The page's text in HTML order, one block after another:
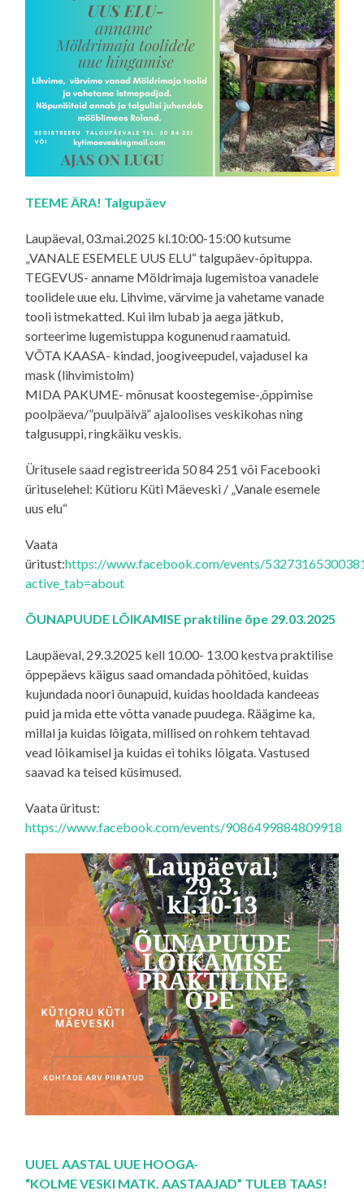
TEEME ÄRA! Talgupäev
Laupäeval, 03.mai.2025 kl.10:00-15:00 kutsume
„VANALE ESEMELE UUS ELU“ talgupäev-õpituppa.
TEGEVUS- anname Möldrimaja lugemistoa vanadele
toolidele uue elu. Lihvime, värvime ja vahetame vanade
tooli istmekatted. Kui ilm lubab ja aega jätkub,
sorteerime lugemistuppa kogunenud raamatuid.
VÕTA KAASA- kindad, joogiveepudel, vajadusel ka
mask (lihvimistolm)
MIDA PAKUME- mõnusat koostegemise-,õppimise
poolpäeva/”puulpäivä” ajaloolises veskikohas ning
talgusuppi, ringkäiku veskis.
Üritusele saad registreerida 50 84 251 või Facebooki
ürituselehel: Kütioru Küti Mäeveski / „Vanale esemele
uus elu“
Vaata
üritust:https://www.facebook.com/events/
active_tab=about
ÕUNAPUUDE LÕIKAMISE praktiline õpe 29.03.2025
Laupäeval, 29.3.2025 kell 10.00- 13.00 kestva praktilise
õppepäevs käigus saad omandada põhitõed, kuidas
kujundada noori õunapuid, kuidas hooldada kandeeas
puid ja mida ette võtta vanade puudega. Räägime ka,
millal ja kuidas lõigata, millised on rohkem tehtavad
vead lõikamisel ja kuidas ei tohiks lõigata. Vastused
saavad ka teised küsimused.
Vaata üritust:
https://www.facebook.com/events/9086499884809918
UUEL AASTAL UUE HOOGA-
“KOLME VESKI MATK. AASTAAJAD” TULEB TAAS!